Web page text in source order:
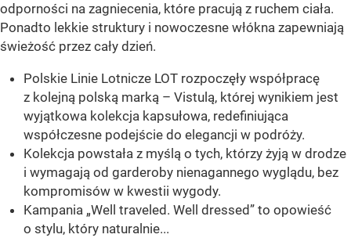
odporności na zagniecenia, które pracują z ruchem ciała.
Ponadto lekkie struktury i nowoczesne włókna zapewniają
świeżość przez cały dzień.
Polskie Linie Lotnicze LOT rozpoczęły współpracę
z kolejną polską marką – Vistulą, której wynikiem jest
wyjątkowa kolekcja kapsułowa, redefiniująca
współczesne podejście do elegancji w podróży.
Kolekcja powstała z myślą o tych, którzy żyją w drodze
i wymagają od garderoby nienagannego wyglądu, bez
kompromisów w kwestii wygody.
Kampania „Well traveled. Well dressed” to opowieść
o stylu, który naturalnie...